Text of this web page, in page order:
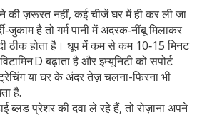
की ज़रूरत नहीं, कई चीजें घर में ही कर ली जा
है तो गर्म पानी में अदरक‑नींबू मिलाकर
ठीक होता है। धूप में कम से कम 10‑15 मिनट
D बढ़ाता है और इम्यूनिटी को सपोर्ट
या घर के अंदर तेज़ चलना-फिरना भी
है.
ब्लड प्रेशर की दवा ले रहे हैं, तो रोज़ाना अपने